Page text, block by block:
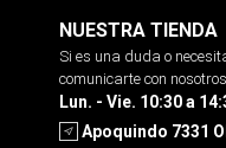
NUESTRA TIENDA
Si es una duda o
comunicarte con nosotros
Lun. - Vie. 10:30 a
Apoquindo 7331